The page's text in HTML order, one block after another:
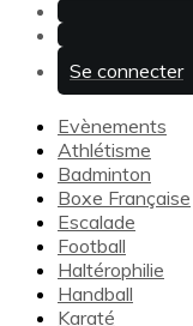
Se connecter
Evènements
Athlétisme
Badminton
Boxe Française
Escalade
Football
Haltérophilie
Handball
Karaté